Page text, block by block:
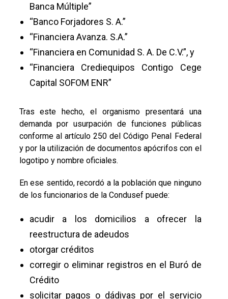
Banca Múltiple”
“Banco Forjadores S. A.”
“Financiera Avanza. S.A.”
“Financiera en Comunidad S. A. De C.V.”, y
“Financiera Crediequipos Contigo Cege
Capital SOFOM ENR”
Tras este hecho, el organismo presentará una
demanda por usurpación de funciones públicas
conforme al artículo 250 del Código Penal Federal
y por la utilización de documentos apócrifos con el
logotipo y nombre oficiales.
En ese sentido, recordó a la población que ninguno
de los funcionarios de la Condusef puede:
acudir a los domicilios a ofrecer la
reestructura de adeudos
otorgar créditos
corregir o eliminar registros en el Buró de
Crédito
solicitar pagos o dádivas por el servicio